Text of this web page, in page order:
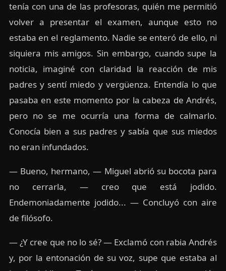
tenía con una de las profesoras, quién me permitió
volver a presentar el examen, aunque esto no
estaba en el reglamento. Nadie se enteró de ello, ni
siquiera mis amigos. Sin embargo, cuando supe la
noticia, imaginé con claridad la reacción de mis
padres y sentí miedo y vergüenza. Entendía lo que
pasaba en este momento por la cabeza de Andrés,
pero no se me ocurría una forma de calmarlo.
Conocía bien a sus padres y sabía que sus miedos
no eran infundados.
— Bueno, hermano, — Miguel abrió su bocota para
no cerrarla, — creo que está jodido.
Endemoniadamente jodido... — Concluyó con aire
de filósofo.
— ¿Y cree que no lo sé? — Exclamó con rabia Andrés
y, por la entonación de su voz, supe que estaba al